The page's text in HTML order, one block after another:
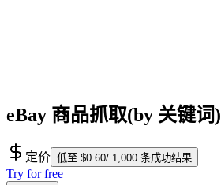
eBay 商品抓取(by 关键词)
定价 低至 $0.60/ 1,000 条成功结果
Try for free